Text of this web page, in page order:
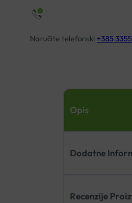
Naručite telefonski +385
Opis
Dodatne
Recenzije